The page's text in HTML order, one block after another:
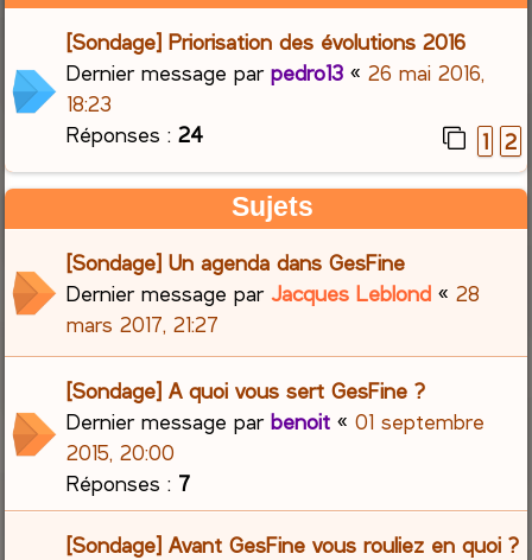
c
r
[Sondage] Priorisation des évolutions 2016
Dernier message parpedro13 «26 mai 2016,
18:23
Réponses :24 1 2
Sujets
[Sondage] Un agenda dans GesFine
Dernier message parJacques Leblond «28
mars 2017, 21:27
[Sondage] A quoi vous sert GesFine ?
Dernier message parbenoit «01 septembre
2015, 20:00
Réponses : 7
[Sondage] Avant GesFine vous rouliez en quoi ?